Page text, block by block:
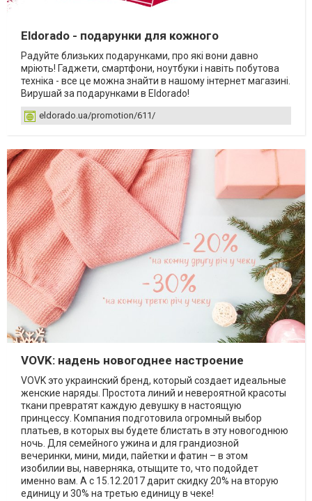
Eldorado - подарунки для кожного
Радуйте близьких подарунками, про які вони давно
мріють! Гаджети, смартфони, ноутбуки і навіть побутова
техніка - все це можна знайти в нашому інтернет магазині.
Вирушай за подарунками в Eldorado!
eldorado.ua/promotion/611/
VOVK: надень новогоднее настроение
VOVK это украинский бренд, который создает идеальные
женские наряды. Простота линий и невероятной красоты
ткани превратят каждую девушку в настоящую
принцессу. Компания подготовила огромный выбор
платьев, в которых вы будете блистать в эту новогоднюю
ночь. Для семейного ужина и для грандиозной
вечеринки, мини, миди, пайетки и фатин – в этом
изобилии вы, наверняка, отыщите то, что подойдет
именно вам. А с 15.12.2017 дарит скидку 20% на вторую
единицу и 30% на третью единицу в чеке!